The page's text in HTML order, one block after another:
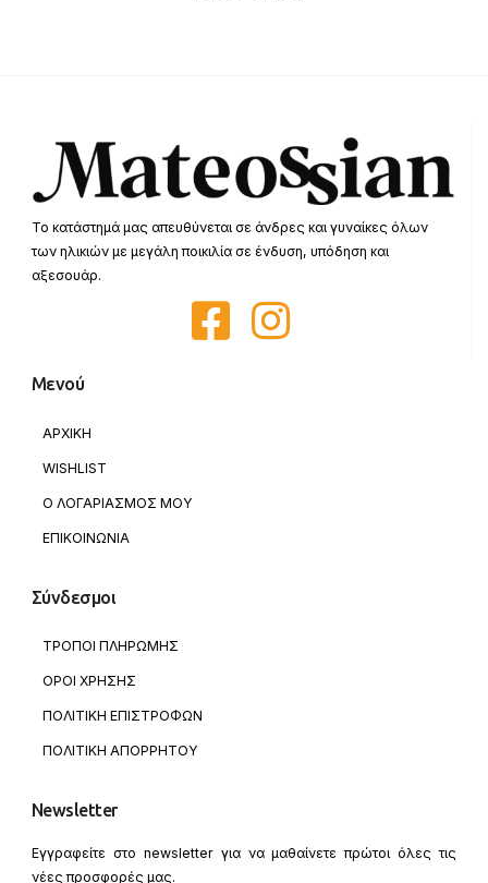
Το κατάστημά μας απευθύνεται σε άνδρες και γυναίκες όλων
των ηλικιών με μεγάλη ποικιλία σε ένδυση, υπόδηση και
αξεσουάρ.
Μενού
ΑΡΧΙΚΗ
WISHLIST
Ο ΛΟΓΑΡΙΑΣΜΟΣ ΜΟΥ
ΕΠΙΚΟΙΝΩΝΙΑ
Σύνδεσμοι
ΤΡΟΠΟΙ ΠΛΗΡΩΜΗΣ
ΟΡΟΙ ΧΡΗΣΗΣ
ΠΟΛΙΤΙΚΗ ΕΠΙΣΤΡΟΦΩΝ
ΠΟΛΙΤΙΚΗ ΑΠΟΡΡΗΤΟΥ
Newsletter
Εγγραφείτε στο newsletter για να μαθαίνετε πρώτοι όλες τις
νέες προσφορές μας.